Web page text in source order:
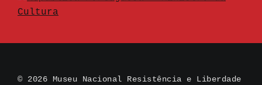
© 2026 Museu Nacional Resistência e Liberdade